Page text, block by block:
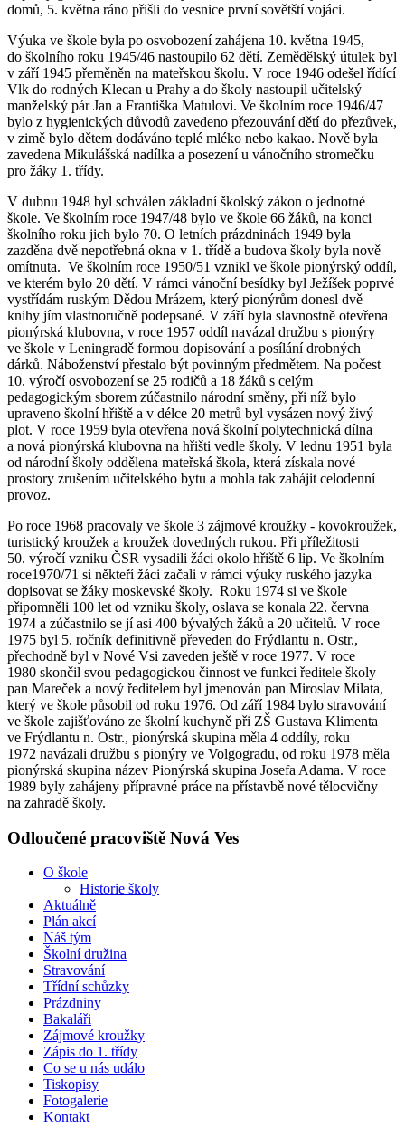
domů, 5. května ráno přišli do vesnice první sovětští vojáci.
Výuka ve škole byla po osvobození zahájena 10. května 1945,
do školního roku 1945/46 nastoupilo 62 dětí. Zemědělský útulek byl
v září 1945 přeměněn na mateřskou školu. V roce 1946 odešel řídící
Vlk do rodných Klecan u Prahy a do školy nastoupil učitelský
manželský pár Jan a Františka Matulovi. Ve školním roce 1946/47
bylo z hygienických důvodů zavedeno přezouvání dětí do přezůvek,
v zimě bylo dětem dodáváno teplé mléko nebo kakao. Nově byla
zavedena Mikulášská nadílka a posezení u vánočního stromečku
pro žáky 1. třídy.
V dubnu 1948 byl schválen základní školský zákon o jednotné
škole. Ve školním roce 1947/48 bylo ve škole 66 žáků, na konci
školního roku jich bylo 70. O letních prázdninách 1949 byla
zazděna dvě nepotřebná okna v 1. třídě a budova školy byla nově
omítnuta. Ve školním roce 1950/51 vznikl ve škole pionýrský oddíl,
ve kterém bylo 20 dětí. V rámci vánoční besídky byl Ježíšek poprvé
vystřídám ruským Dědou Mrázem, který pionýrům donesl dvě
knihy jím vlastnoručně podepsané. V září byla slavnostně otevřena
pionýrská klubovna, v roce 1957 oddíl navázal družbu s pionýry
ve škole v Leningradě formou dopisování a posílání drobných
dárků. Náboženství přestalo být povinným předmětem. Na počest
10. výročí osvobození se 25 rodičů a 18 žáků s celým
pedagogickým sborem zúčastnilo národní směny, při níž bylo
upraveno školní hřiště a v délce 20 metrů byl vysázen nový živý
plot. V roce 1959 byla otevřena nová školní polytechnická dílna
a nová pionýrská klubovna na hřišti vedle školy. V lednu 1951 byla
od národní školy oddělena mateřská škola, která získala nové
prostory zrušením učitelského bytu a mohla tak zahájit celodenní
provoz.
Po roce 1968 pracovaly ve škole 3 zájmové kroužky - kovokroužek,
turistický kroužek a kroužek dovedných rukou. Při příležitosti
50. výročí vzniku ČSR vysadili žáci okolo hřiště 6 lip. Ve školním
roce1970/71 si někteří žáci začali v rámci výuky ruského jazyka
dopisovat se žáky moskevské školy. Roku 1974 si ve škole
připomněli 100 let od vzniku školy, oslava se konala 22. června
1974 a zúčastnilo se jí asi 400 bývalých žáků a 20 učitelů. V roce
1975 byl 5. ročník definitivně převeden do Frýdlantu n. Ostr.,
přechodně byl v Nové Vsi zaveden ještě v roce 1977. V roce
1980 skončil svou pedagogickou činnost ve funkci ředitele školy
pan Mareček a nový ředitelem byl jmenován pan Miroslav Milata,
který ve škole působil od roku 1976. Od září 1984 bylo stravování
ve škole zajišťováno ze školní kuchyně při ZŠ Gustava Klimenta
ve Frýdlantu n. Ostr., pionýrská skupina měla 4 oddíly, roku
1972 navázali družbu s pionýry ve Volgogradu, od roku 1978 měla
pionýrská skupina název Pionýrská skupina Josefa Adama. V roce
1989 byly zahájeny přípravné práce na přístavbě nové tělocvičny
na zahradě školy.
Odloučené pracoviště Nová Ves
O škole
Historie školy
Aktuálně
Plán akcí
Náš tým
Školní družina
Stravování
Třídní schůzky
Prázdniny
Bakaláři
Zájmové kroužky
Zápis do 1. třídy
Co se u nás událo
Tiskopisy
Fotogalerie
Kontakt